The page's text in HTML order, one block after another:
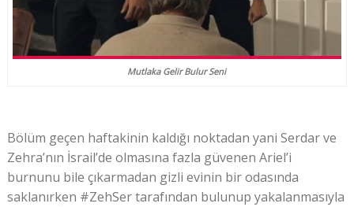
Mutlaka Gelir Bulur Seni
Bölüm geçen haftakinin kaldığı noktadan yani Serdar ve
Zehra’nın İsrail’de olmasına fazla güvenen Ariel’i
burnunu bile çıkarmadan gizli evinin bir odasında
saklanırken #ZehSer tarafından bulunup yakalanmasıyla